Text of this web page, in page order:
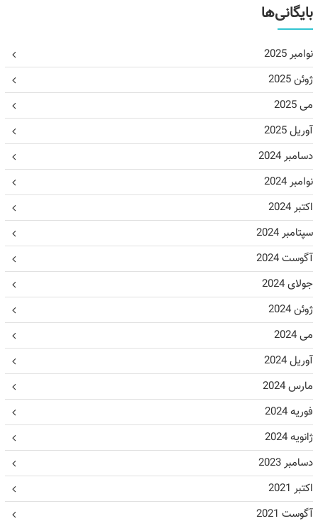
بایگانی‌ها
نوامبر 2025
ژوئن 2025
می 2025
آوریل 2025
دسامبر 2024
نوامبر 2024
اکتبر 2024
سپتامبر 2024
آگوست 2024
جولای 2024
ژوئن 2024
می 2024
آوریل 2024
مارس 2024
فوریه 2024
ژانویه 2024
دسامبر 2023
اکتبر 2021
آگوست 2021